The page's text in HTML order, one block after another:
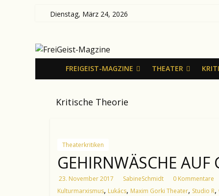
ZumDienstag, März 24, 2026
FreiGeist-
Magzine
News
Politik
FREIGEIST-MAGZINE THEATER
Kritische Theorie
Theaterkritiken
GEHIRNWÄSCHE
23. November 2017 SabineSchmidt 0 Kommentare
Kulturmarxismus, Lukács, Maxim Gorki Theater, Studio R,